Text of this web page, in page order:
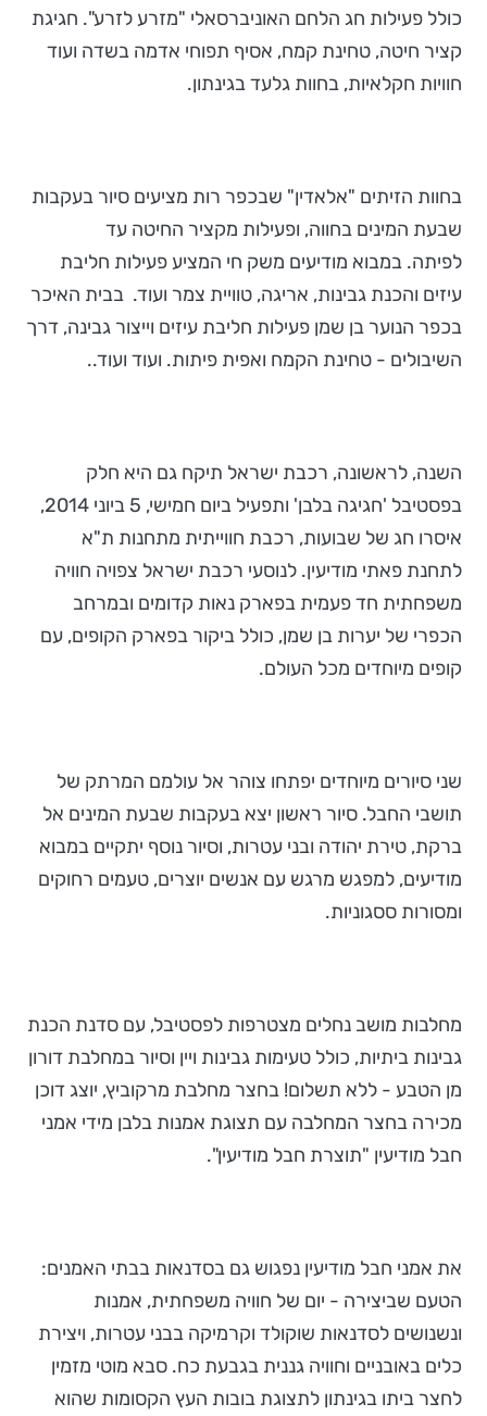
כולל פעילות חג הלחם האוניברסאלי "מזרע לזרע". חגיגת
קציר חיטה, טחינת קמח, אסיף תפוחי אדמה בשדה ועוד
חוויות חקלאיות, בחוות גלעד בגינתון.
בחוות הזיתים "אלאדין" שבכפר רות מציעים סיור בעקבות
שבעת המינים בחווה, ופעילות מקציר החיטה עד
לפיתה. במבוא מודיעים משק חי המציע פעילות חליבת
עיזים והכנת גבינות, אריגה, טוויית צמר ועוד. בבית האיכר
בכפר הנוער בן שמן פעילות חליבת עיזים וייצור גבינה, דרך
השיבולים - טחינת הקמח ואפית פיתות. ועוד ועוד..
השנה, לראשונה, רכבת ישראל תיקח גם היא חלק
בפסטיבל 'חגיגה בלבן' ותפעיל ביום חמישי, 5 ביוני 2014,
איסרו חג של שבועות, רכבת חווייתית מתחנות ת"א
לתחנת פאתי מודיעין. לנוסעי רכבת ישראל צפויה חוויה
משפחתית חד פעמית בפארק נאות קדומים ובמרחב
הכפרי של יערות בן שמן, כולל ביקור בפארק הקופים, עם
קופים מיוחדים מכל העולם.
שני סיורים מיוחדים יפתחו צוהר אל עולמם המרתק של
תושבי החבל. סיור ראשון יצא בעקבות שבעת המינים אל
ברקת, טירת יהודה ובני עטרות, וסיור נוסף יתקיים במבוא
מודיעים, למפגש מרגש עם אנשים יוצרים, טעמים רחוקים
ומסורות ססגוניות.
מחלבות מושב נחלים מצטרפות לפסטיבל, עם סדנת הכנת
גבינות ביתיות, כולל טעימות גבינות ויין וסיור במחלבת דורון
מן הטבע - ללא תשלום! בחצר מחלבת מרקוביץ, יוצג דוכן
מכירה בחצר המחלבה עם תצוגת אמנות בלבן מידי אמני
חבל מודיעין "תוצרת חבל מודיעין".
את אמני חבל מודיעין נפגוש גם בסדנאות בבתי האמנים:
הטעם שביצירה - יום של חוויה משפחתית, אמנות
ונשנושים לסדנאות שוקולד וקרמיקה בבני עטרות, ויצירת
כלים באובניים וחוויה גננית בגבעת כח. סבא מוטי מזמין
לחצר ביתו בגינתון לתצוגת בובות העץ הקסומות שהוא